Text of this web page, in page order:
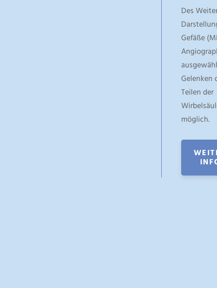
Des
Gefäße
Gelenken
Teilen der
möglich.